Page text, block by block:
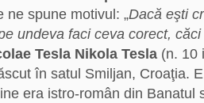
ne spune motivul: „Dacă eşti
undeva faci ceva corect,
Tesla Nikola Tesla (n. 10
în satul Smiljan, Croaţia.
era istro-român din Banatul